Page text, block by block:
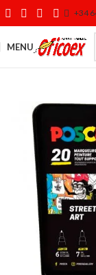
+34
MENU